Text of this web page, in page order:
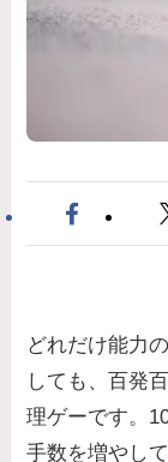
どれだけ能力
しても、百発
理ゲーです。
手数を増やし